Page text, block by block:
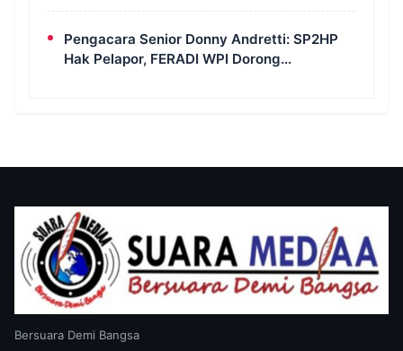
Transparansi Perkara
Pengacara Senior Donny Andretti: SP2HP
Hak Pelapor, FERADI WPI Dorong
Bersuara Demi Bangsa